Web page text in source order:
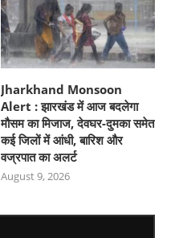
Jharkhand Monsoon
Alert : झारखंड में आज बदलेगा
मौसम का मिजाज, देवघर-दुमका समेत
कई जिलों में आंधी, बारिश और
वज्रपात का अलर्ट
August 9, 2026